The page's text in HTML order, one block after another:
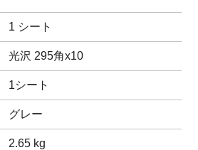
1 シート
光沢 295角x10
1シート
グレー
2.65 kg